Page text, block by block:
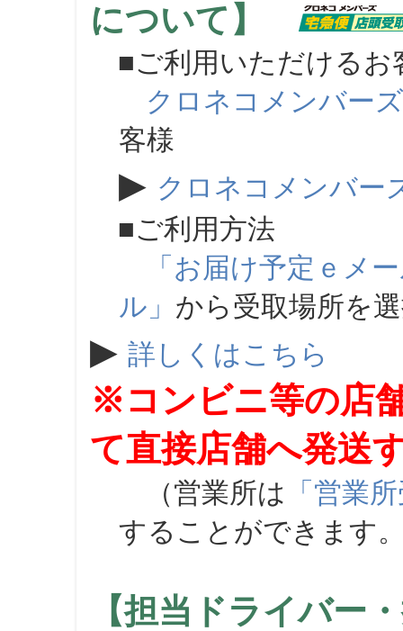
について】
■ご利用いただけるお
クロネコメンバーズ
客様
▶ クロネコメンバー
■ご利用方法
「お届け予定ｅメ
ル」 から受取場所を
▶ 詳しくはこちら
※コンビニ等の店
て直接店舗へ発送
（営業所は 「営業
することができます
【担当ドライバー